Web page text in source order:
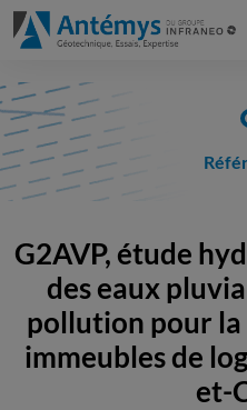
G2AVP, étude
des eaux
pollution pour
immeubles de
et-